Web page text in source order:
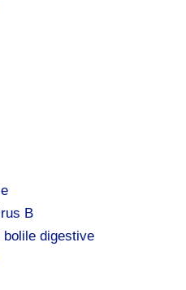
B
bolile digestive